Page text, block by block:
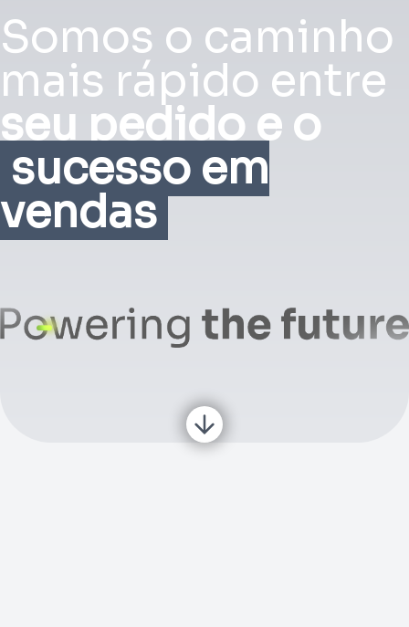
Somos o caminho
mais rápido entre
seu pedido e o
sucesso em
vendas